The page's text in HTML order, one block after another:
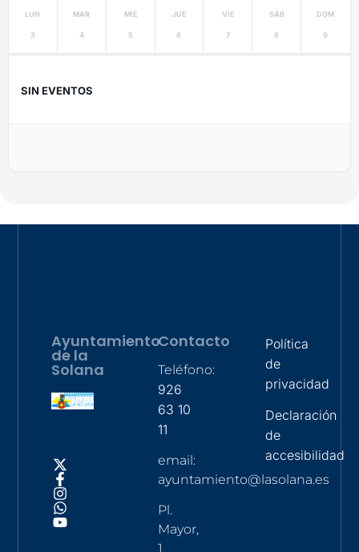
LUN
3
MAR
4
MIÉ
5
JUE
6
VIE
7
SÁB
8
DOM
9
SIN EVENTOS
Ayuntamiento
de la
Solana
Contacto
Teléfono:
926
63 10
11
email:
ayuntamiento@lasolana.es
Pl.
Mayor,
1,
Política
de
privacidad
Declaración
de
accesibilidad